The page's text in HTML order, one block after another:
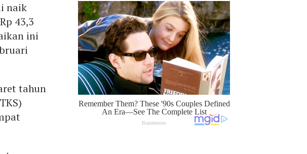
naik
43,3
ini
tahun